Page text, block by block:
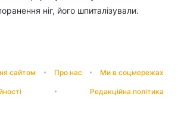
ніг, його шпиталізували.
сайтом Про нас Ми в соцмережах
Редакційна політика